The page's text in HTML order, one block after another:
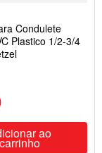
Condulete
Plastico 1/2-3/4
ao